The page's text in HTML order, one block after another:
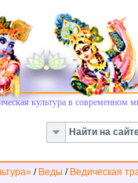
культура в современном
/ Веды / Ведическая